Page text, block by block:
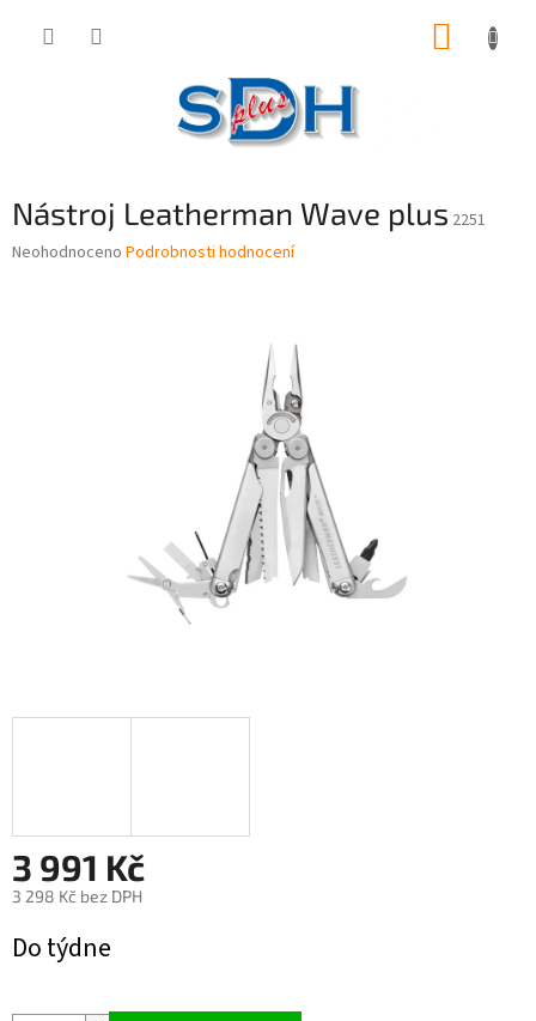
Nástroj Leatherman Wave plus 2251
Průměrné
Neohodnoceno Podrobnosti hodnocení
3 991 Kč
3 298 Kč bez DPH
cena:
Do týdne